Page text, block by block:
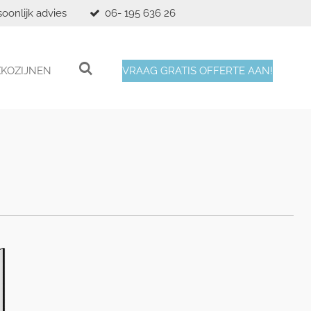
advies 06- 195 636 26
VRAAG GRATIS OFFERTE AAN!